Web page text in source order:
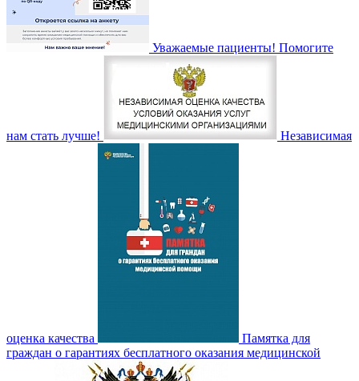
Уважаемые пациенты! Помогите
нам стать лучше! Независимая
оценка качества
Памятка для
граждан о гарантиях бесплатного оказания медицинской